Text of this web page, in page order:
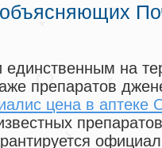
на
препаратов
цена в аптеке
препаратов